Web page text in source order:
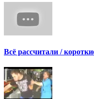
Всё рассчитали /